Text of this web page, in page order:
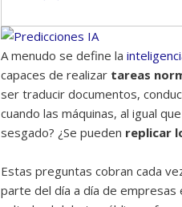
A menudo se define la
capaces de realizar tareas
ser traducir documentos,
cuando las máquinas, al igual
sesgado? ¿Se pueden replicar
Estas preguntas cobran cada
parte del día a día de empresas